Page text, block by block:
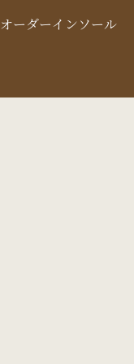
オーダーインソール